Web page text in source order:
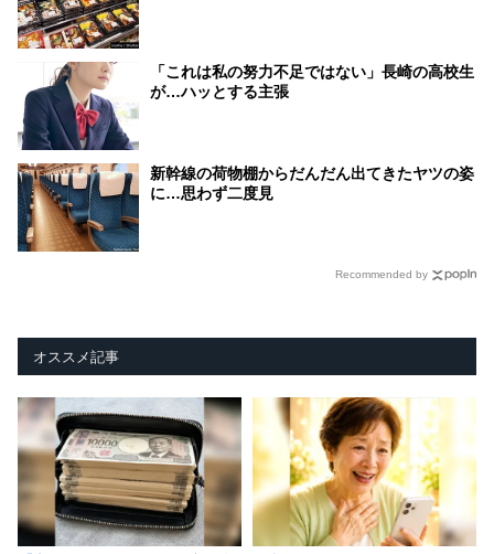
「これは私の努力不足ではない」長崎の高校生
が…ハッとする主張
新幹線の荷物棚からだんだん出てきたヤツの姿
に…思わず二度見
Recommended by
オススメ記事